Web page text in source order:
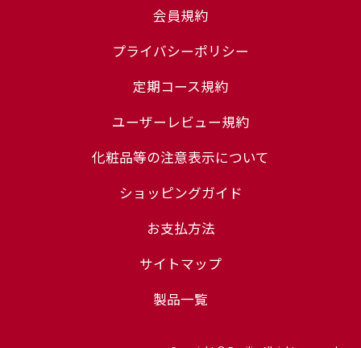
会員規約
プライバシーポリシー
定期コース規約
ユーザーレビュー規約
化粧品等の注意表示について
ショッピングガイド
お支払方法
サイトマップ
製品一覧